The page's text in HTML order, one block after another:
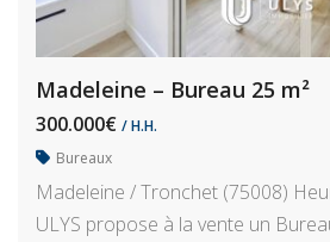
Madeleine – Bureau 25 m²
300.000€ / H.H.
Bureaux
Madeleine / Tronchet (75008)
ULYS propose à la vente un